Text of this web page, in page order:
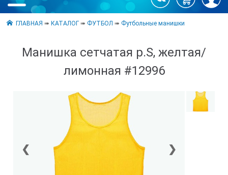
ГЛАВНАЯ ➠КАТАЛОГ ➠ ФУТБОЛ ➠ Футбольные манишки
Манишка сетчатая р.S, желтая/
лимонная #12996
❮ ❯